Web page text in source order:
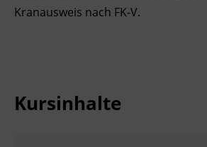
Digitales Lernen
Kranausweis nach FK-V.
Kursinhalte